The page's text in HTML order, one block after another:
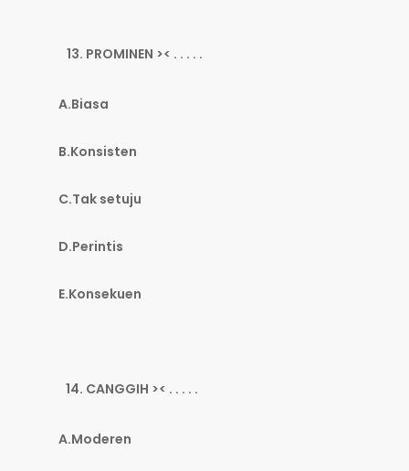
PROMINEN >< . . . . .
A.Biasa
B.Konsisten
C.Tak setuju
D.Perintis
E.Konsekuen
CANGGIH >< . . . . .
A.Moderen